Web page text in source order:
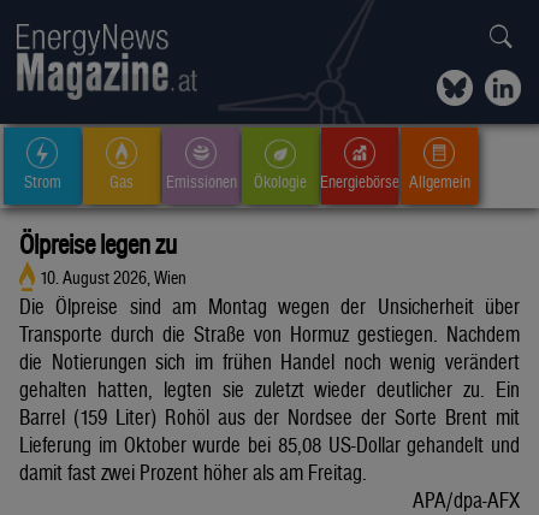
Strom Gas Emissionen Ökologie Energiebörse Allgemein
Ölpreise legen zu
10. August 2026, Wien
Die Ölpreise sind am Montag wegen der Unsicherheit über
Transporte durch die Straße von Hormuz gestiegen. Nachdem
die Notierungen sich im frühen Handel noch wenig verändert
gehalten hatten, legten sie zuletzt wieder deutlicher zu. Ein
Barrel (159 Liter) Rohöl aus der Nordsee der Sorte Brent mit
Lieferung im Oktober wurde bei 85,08 US-Dollar gehandelt und
damit fast zwei Prozent höher als am Freitag.
APA/dpa-AFX